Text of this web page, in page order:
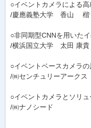
○イベントカメラによる
/慶應義塾大学 香山 楷
○非同期型CNNを用いた
/横浜国立大学 太田 康貴
○イベントベースカメラ
/㈱センチュリーアーク
○イベントカメラとソリ
/㈱ナノシード